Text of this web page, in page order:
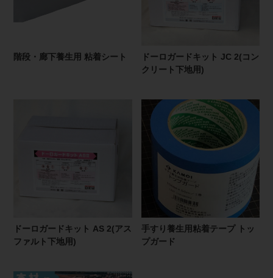
階段・廊下養生用 粘着シート
ドーロガードキット JC 2(コン
クリート下地用)
ドーロガードキット AS 2(アス
ファルト下地用)
手すり養生用粘着テープ トッ
プガード